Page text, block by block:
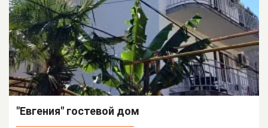
"Евгения" гостевой дом